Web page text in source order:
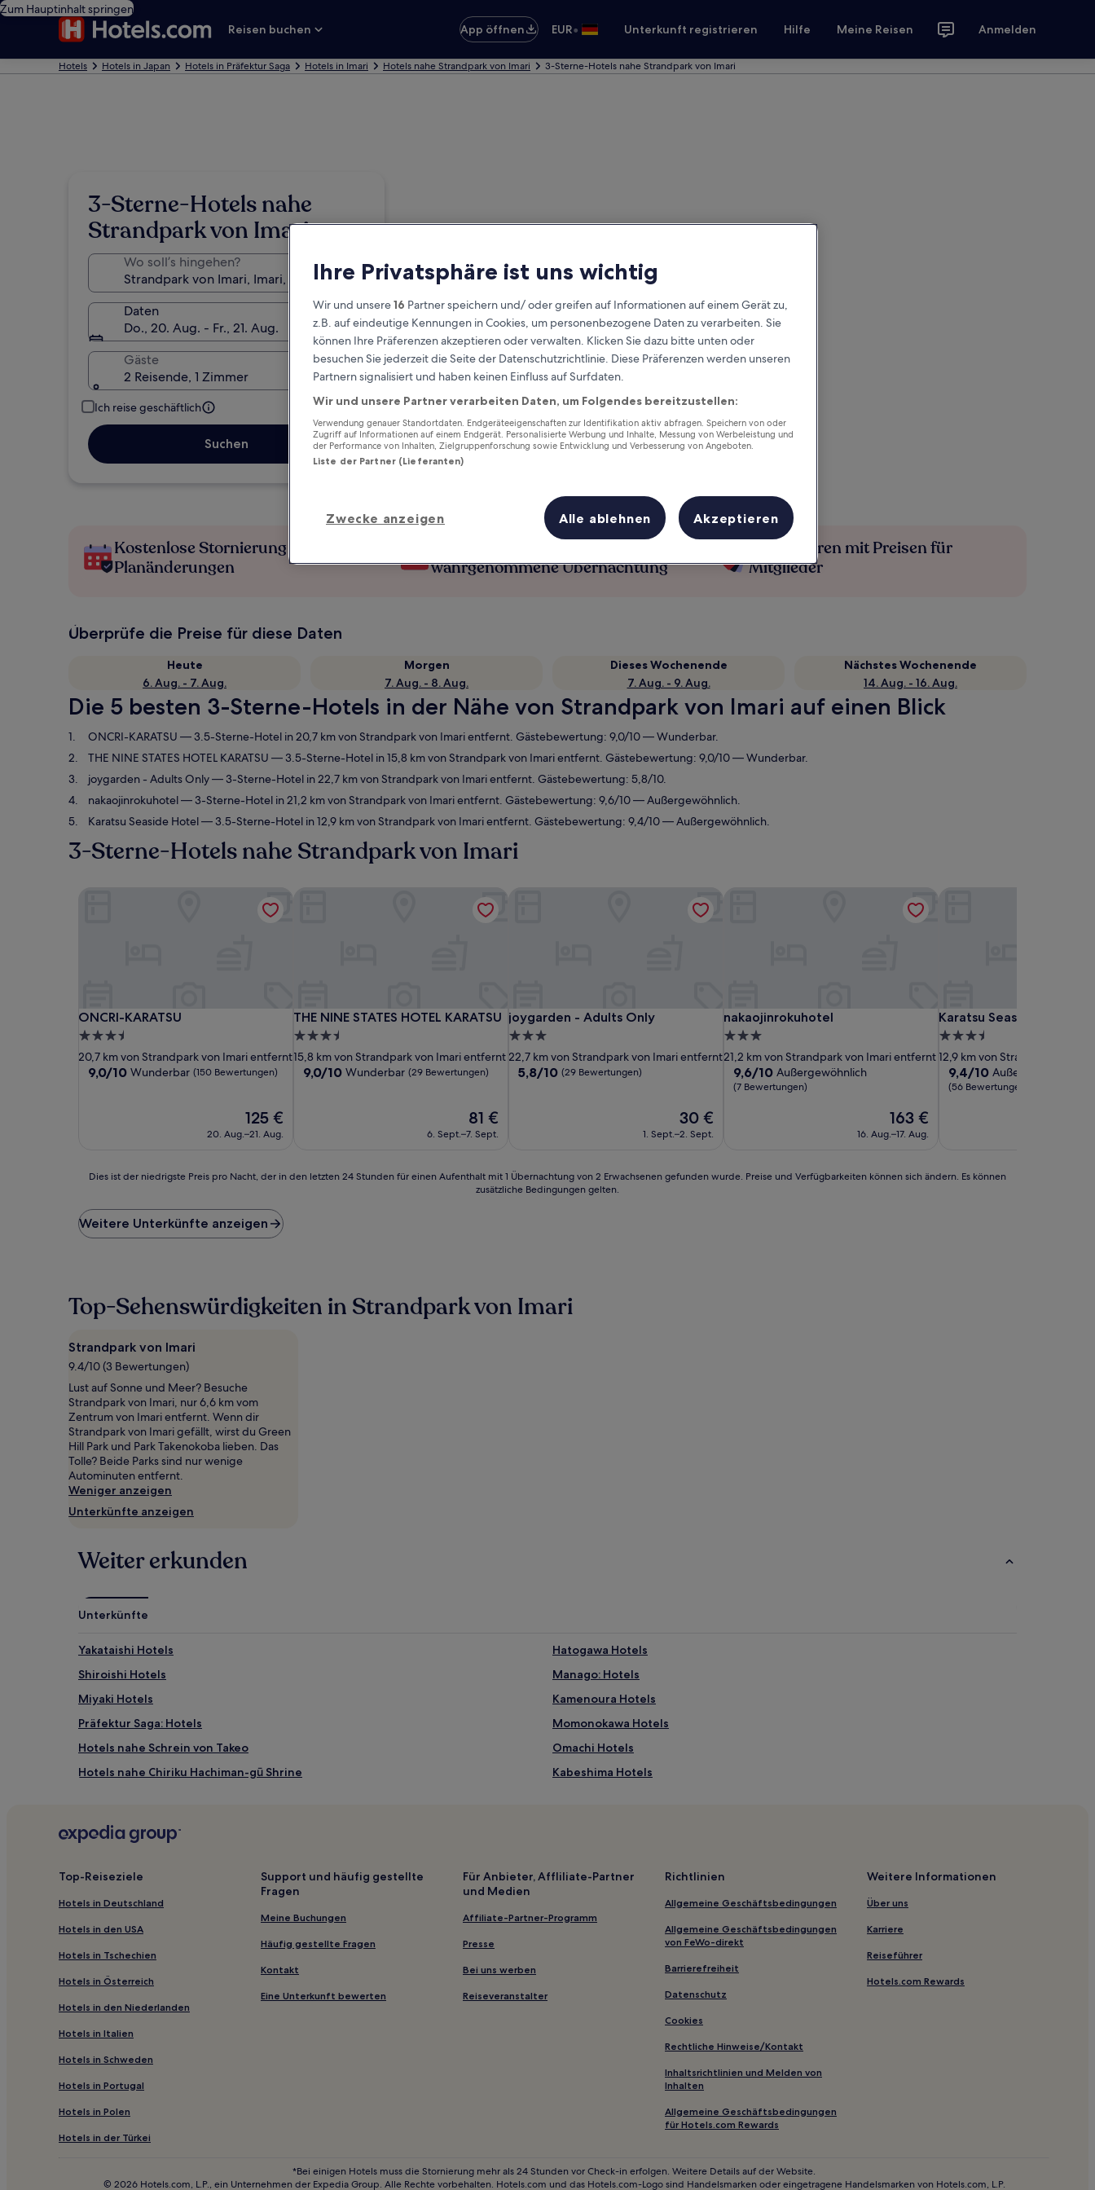
Zum Hauptinhalt springen
Reisen buchen
App öffnen EUR• Unterkunft registrieren Hilfe Meine Reisen Anmelden
Hotels Hotels in Japan Hotels in Präfektur Saga Hotels in Imari Hotels nahe Strandpark von Imari 3-Sterne-Hotels nahe Strandpark von Imari
3-Sterne-Hotels nahe
Strandpark von Imari
Wo soll’s hingehen?
Daten
Do., 20. Aug. - Fr., 21. Aug.
Gäste
2 Reisende, 1 Zimmer
Ich reise geschäftlich
Suchen
Kostenlose Stornierung bei
Planänderungen
wahrgenommene Übernachtung
Mehr sparen mit Preisen für
Mitglieder
Überprüfe die Preise für diese Daten
Heute
6. Aug. - 7. Aug.
Morgen
7. Aug. - 8. Aug.
Dieses Wochenende
7. Aug. - 9. Aug.
Nächstes Wochenende
14. Aug. - 16. Aug.
Die 5 besten 3-Sterne-Hotels in der Nähe von Strandpark von Imari auf einen Blick
ONCRI-KARATSU — 3.5-Sterne-Hotel in 20,7 km von Strandpark von Imari entfernt. Gästebewertung: 9,0/10 — Wunderbar.
THE NINE STATES HOTEL KARATSU — 3.5-Sterne-Hotel in 15,8 km von Strandpark von Imari entfernt. Gästebewertung: 9,0/10 — Wunderbar.
joygarden - Adults Only— 3-Sterne-Hotel in 22,7 km von Strandpark von Imari entfernt. Gästebewertung: 5,8/10.
nakaojinrokuhotel— 3-Sterne-Hotel in 21,2 km von Strandpark von Imari entfernt. Gästebewertung: 9,6/10 — Außergewöhnlich.
Karatsu Seaside Hotel— 3.5-Sterne-Hotel in 12,9 km von Strandpark von Imari entfernt. Gästebewertung: 9,4/10 — Außergewöhnlich.
3-Sterne-Hotels nahe Strandpark von Imari
ONCRI-KARATSU
ONCRI-KARATSU
3.5-
Sterne-
Unterkunft
20,7 km von Strandpark von Imari entfernt
9.0
9,0/10 Wunderbar (150 Bewertungen)
Der
Preis
beträgt
125 €
20. Aug.–21. Aug.
THE NINE STATES HOTEL KARATSU
THE NINE STATES HOTEL KARATSU
3.5-
Sterne-
Unterkunft
15,8 km von Strandpark von Imari entfernt
9.0
9,0/10 Wunderbar (29 Bewertungen)
Der
Preis
beträgt
81 €
6. Sept.–7. Sept.
THE NINE STATES HOTEL KARATSU
joygarden - Adults Only
joygarden - Adults Only
3.0-
Sterne-
Unterkunft
22,7 km von Strandpark von Imari entfernt
5.8
5,8/10 (29 Bewertungen)
Der
Preis
beträgt
30 €
1. Sept.–2. Sept.
nakaojinrokuhotel
nakaojinrokuhotel
3.0-
Sterne-
Unterkunft
21,2 km von Strandpark von Imari entfernt
9.6
von
9,6/10 Außergewöhnlich
(7 Bewertungen)
Der
Preis
beträgt
163 €
16. Aug.–17. Aug.
Karatsu Seaside Hotel
Karatsu Seaside Hotel
3.5-
Sterne-
Unterkunft
12,9 km von Strandpark von
9.4
von
9,4/10 Außergewöhnlich
(56 Bewertungen)
Dies
niedrigste
Preis
den
letzten
für
einen
Aufenthalt
mit
1 Übernachtung
von
2 Erwachsenen
gefunden
wurde.
Preise
und
Verfügbarkeiten
ändern.
Es
zusätzliche
Bedingungen
Dies ist der niedrigste Preis pro Nacht, der in den letzten 24 Stunden für einen Aufenthalt mit 1 Übernachtung von 2 Erwachsenen gefunden wurde. Preise und Verfügbarkeiten können sich ändern. Es können
zusätzliche Bedingungen gelten.
Weitere Unterkünfte anzeigen
Top-Sehenswürdigkeiten in Strandpark von Imari
Strandpark von Imari
9.4/10 (3 Bewertungen)
Lust auf Sonne und Meer? Besuche
Strandpark von Imari, nur 6,6 km vom
Zentrum von Imari entfernt. Wenn dir
Strandpark von Imari gefällt, wirst du Green
Hill Park und Park Takenokoba lieben. Das
Tolle? Beide Parks sind nur wenige
Autominuten entfernt.
Weniger anzeigen
Unterkünfte anzeigen
Weiter erkunden
Unterkünfte
Yakataishi Hotels
Hatogawa Hotels
Shiroishi Hotels
Manago: Hotels
Miyaki Hotels
Kamenoura Hotels
Präfektur Saga: Hotels
Momonokawa Hotels
Hotels nahe Schrein von Takeo
Omachi Hotels
Hotels nahe Chiriku Hachiman-gū Shrine
Kabeshima Hotels
Top-Reiseziele
Hotels in Deutschland
Hotels in den USA
Hotels in Tschechien
Hotels in Österreich
Hotels in den Niederlanden
Hotels in Italien
Hotels in Schweden
Hotels in Portugal
Hotels in Polen
Hotels in der Türkei
Support und häufig gestellte
Fragen
Meine Buchungen
Häufig gestellte Fragen
Kontakt
Eine Unterkunft bewerten
Für Anbieter, Affliliate-Partner
und Medien
Affiliate-Partner-Programm
Presse
Bei uns werben
Reiseveranstalter
Richtlinien
Allgemeine Geschäftsbedingungen
Allgemeine Geschäftsbedingungen
von FeWo-direkt
Barrierefreiheit
Datenschutz
Cookies
Rechtliche Hinweise/Kontakt
Inhaltsrichtlinien und Melden von
Inhalten
Allgemeine Geschäftsbedingungen
für Hotels.com Rewards
Weitere Informationen
Über uns
Karriere
Reiseführer
Hotels.com Rewards
*Bei einigen Hotels muss die Stornierung mehr als 24 Stunden vor Check-in erfolgen. Weitere Details auf der Website.
© 2026 Hotels.com, L.P., ein Unternehmen der Expedia Group. Alle Rechte vorbehalten. Hotels.com und das Hotels.com-Logo sind Handelsmarken oder eingetragene Handelsmarken von Hotels.com, L.P.
Ihre Privatsphäre ist uns wichtig
Wir und unsere16 Partner speichern und/ oder greifen auf Informationen auf einem Gerät zu,
z.B. auf eindeutige Kennungen in Cookies, um personenbezogene Daten zu verarbeiten. Sie
können Ihre Präferenzen akzeptieren oder verwalten. Klicken Sie dazu bitte unten oder
besuchen Sie jederzeit die Seite der Datenschutzrichtlinie. Diese Präferenzen werden unseren
Partnern signalisiert und haben keinen Einfluss auf Surfdaten.
Wir und unsere Partner verarbeiten Daten, um Folgendes bereitzustellen:
Verwendung genauer Standortdaten. Endgeräteeigenschaften zur Identifikation aktiv abfragen. Speichern von oder
Zugriff auf Informationen auf einem Endgerät. Personalisierte Werbung und Inhalte, Messung von Werbeleistung und
der Performance von Inhalten, Zielgruppenforschung sowie Entwicklung und Verbesserung von Angeboten.
Liste der Partner (Lieferanten)
Zwecke anzeigen Alle ablehnen Akzeptieren